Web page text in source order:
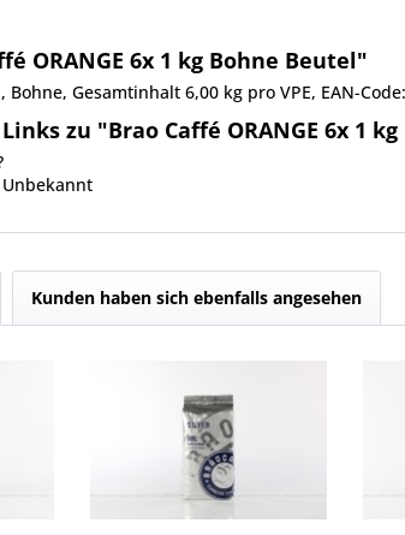
ORANGE 6x 1 kg Bohne Beutel"
Bohne, Gesamtinhalt 6,00 kg pro VPE, EAN-
zu "Brao Caffé ORANGE 6x 1
Kunden haben sich ebenfalls angesehen